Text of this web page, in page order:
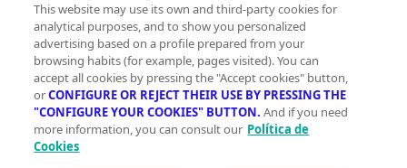
This website may use its own and third-party cookies for
analytical purposes, and to show you personalized
advertising based on a profile prepared from your
browsing habits (for example, pages visited). You can
accept all cookies by pressing the "Accept cookies" button,
orCONFIGURE OR REJECT THEIR USE BY PRESSING THE
"CONFIGURE YOUR COOKIES" BUTTON. And if you need
more information, you can consult our Política de
Cookies